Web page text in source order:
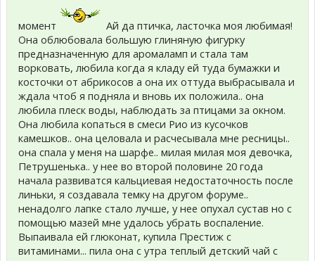
момент
Ай да птичка, ласточка моя любимая!
Она облюбовала большую глиняную фигурку
предназначенную для аромаламп и стала там
ворковать, любила когда я кладу ей туда бумажки и
косточки от абрикосов а она их оттуда выбрасывала и
ждала чтоб я подняла и вновь их положила.. она
любила плеск воды, наблюдать за птицами за окном.
Она любила копаться в смеси Рио из кусочков
камешков.. она целовала и расчесывала мне ресницы..
она спала у меня на шарфе.. милая милая моя девочка,
Петрушенька.. у нее во второй половине 20 года
начала развиватся кальциевая недостаточность после
линьки, я создавала темку на другом форуме..
ненадолго лапке стало лучше, у нее опухал сустав но с
помощью мазей мне удалось убрать воспаление.
Выпаивала ей глюконат, купила Престиж с
витаминами... пила она с утра теплый детский чай с